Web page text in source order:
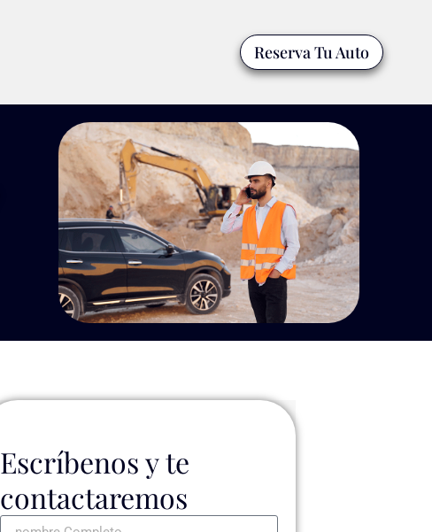
Reserva Tu Auto
Escríbenos y te
contactaremos